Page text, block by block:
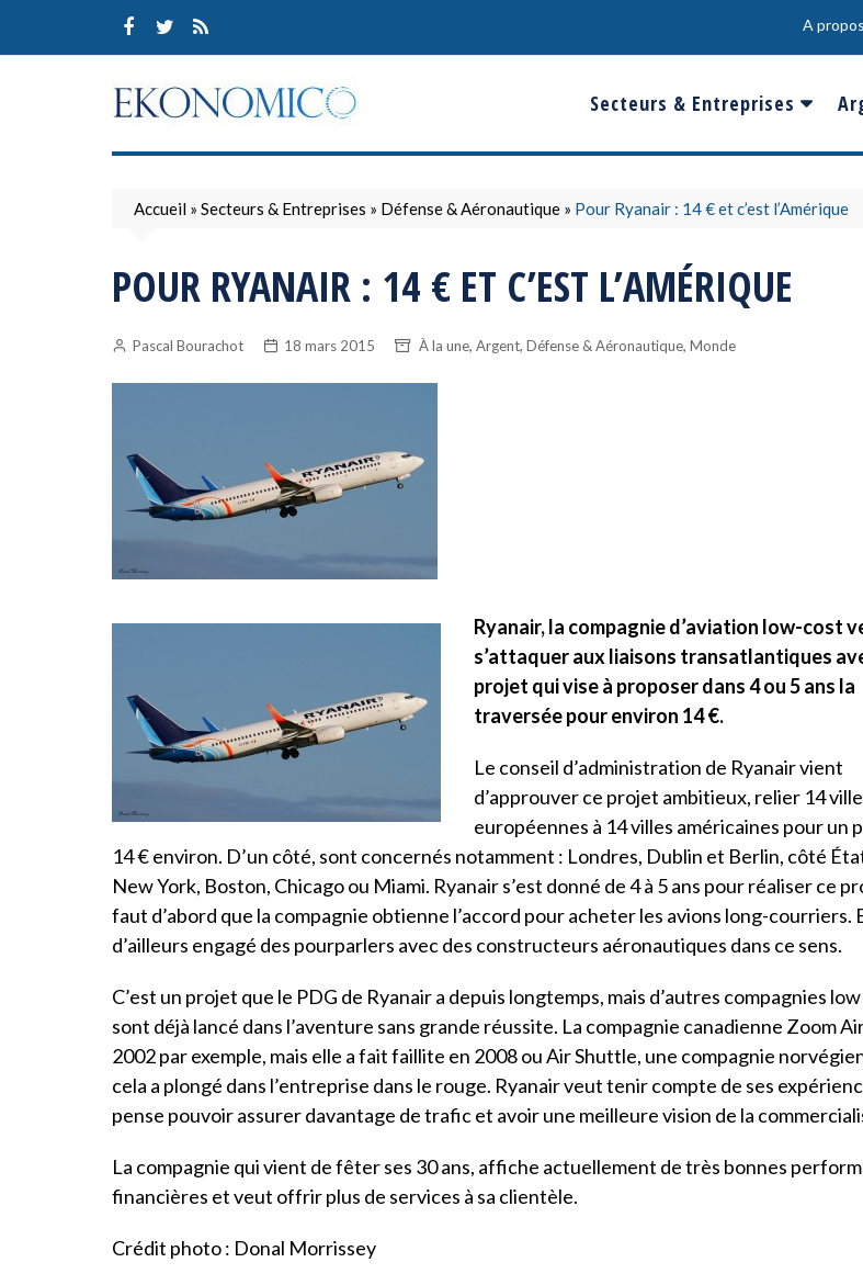
content
A propos
Secteurs & Entreprises
Banques & Finances
Conso & Distrib
Environnement
Accueil » Secteurs & Entreprises » Défense & Aéronautique » Pour Ryanair : 14 € et c’est l’Amérique
POUR RYANAIR : 14 € ET C’EST L’AMÉRIQUE
Pascal Bourachot 18 mars 2015 À la une, Argent, Défense & Aéronautique, Monde
Ryanair, la compagnie d’aviation low-cost
s’attaquer aux liaisons transatlantiques
projet qui vise à proposer dans 4 ou 5 ans la
traversée pour environ 14 €.
Le conseil d’administration de Ryanair vient
d’approuver ce projet ambitieux, relier 14
européennes à 14 villes américaines pour un
14 € environ. D’un côté, sont concernés notamment : Londres, Dublin et Berlin, côté
New York, Boston, Chicago ou Miami. Ryanair s’est donné de 4 à 5 ans pour réaliser ce
faut d’abord que la compagnie obtienne l’accord pour acheter les avions long-courriers.
d’ailleurs engagé des pourparlers avec des constructeurs aéronautiques dans ce sens.
C’est un projet que le PDG de Ryanair a depuis longtemps, mais d’autres compagnies
sont déjà lancé dans l’aventure sans grande réussite. La compagnie canadienne Zoom
2002 par exemple, mais elle a fait faillite en 2008 ou Air Shuttle, une compagnie
cela a plongé dans l’entreprise dans le rouge. Ryanair veut tenir compte de ses
pense pouvoir assurer davantage de trafic et avoir une meilleure vision de la
La compagnie qui vient de fêter ses 30 ans, affiche actuellement de très bonnes
financières et veut offrir plus de services à sa clientèle.
Crédit photo : Donal Morrissey